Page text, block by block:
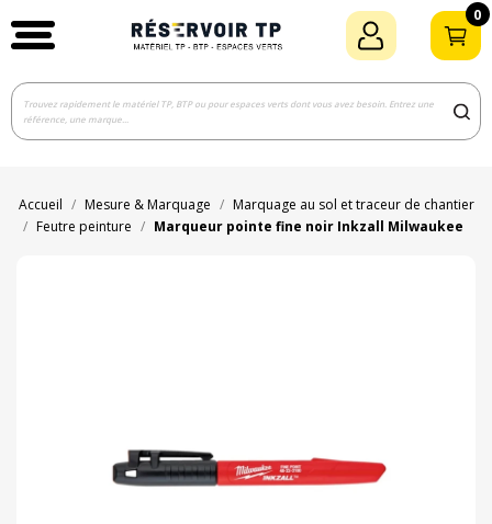
0
Accueil Mesure & Marquage
Marquage au sol et traceur de chantier
Feutre peinture
Marqueur pointe fine noir Inkzall Milwaukee